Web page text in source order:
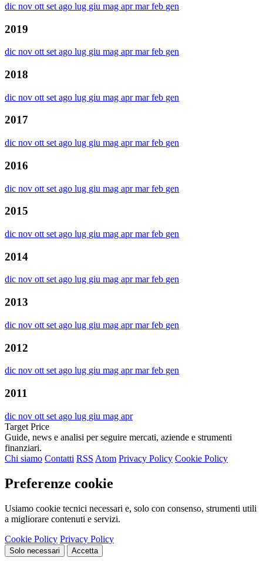
dic nov ott set ago lug giu mag aprmarfeb gen
2019
dic nov ott set ago lug giu mag aprmarfeb gen
2018
dic nov ott set ago lug giu mag aprmarfeb gen
2017
dic nov ott set ago lug giu mag aprmarfeb gen
2016
dic nov ott set ago lug giu mag aprmarfeb gen
2015
dic nov ott set ago lug giu mag aprmarfeb gen
2014
dic nov ottsetago lug giu mag aprmarfeb gen
2013
dic nov ott set ago lug giu mag aprmarfeb gen
2012
dic nov ott set ago lug giu mag aprmarfeb gen
2011
dic nov ott set ago lug giu mag apr
Target Price
Guide, news e analisi per seguire mercati, aziende e strumenti
finanziari.
Chi siamo Contatti RSS Atom Privacy Policy Cookie Policy
Preferenze cookie
Usiamo cookie tecnici necessari e, solo con consenso, strumenti utili
a migliorare contenuti e servizi.
Cookie Policy Privacy Policy
Solo necessari Accetta